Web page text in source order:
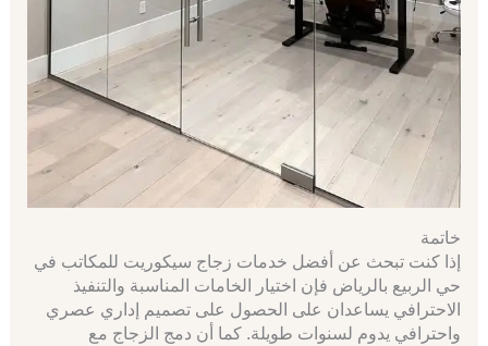
خاتمة
إذا كنت تبحث عن أفضل خدمات زجاج سيكوريت للمكاتب في
حي الربيع بالرياض فإن اختيار الخامات المناسبة والتنفيذ
الاحترافي يساعدان على الحصول على تصميم إداري عصري
واحترافي يدوم لسنوات طويلة. كما أن دمج الزجاج مع